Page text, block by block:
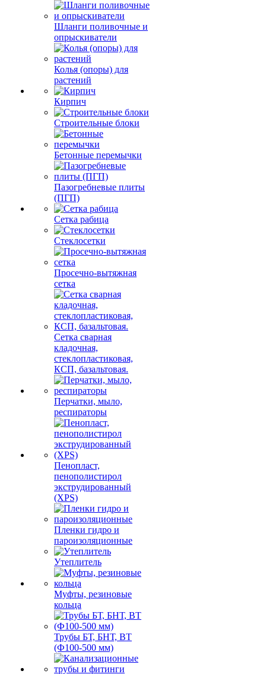
Шланги поливочные и
опрыскиватели
Колья (опоры) для
растений
Кирпич
Строительные блоки
Бетонные перемычки
Пазогребневые плиты
(ПГП)
Сетка рабица
Стеклосетки
Просечно-вытяжная
сетка
Сетка сварная
кладочная,
стеклопластиковая,
КСП, базальтовая.
Перчатки, мыло,
респираторы
Пенопласт,
пенополистирол
экструдированный
(XPS)
Пленки гидро и
пароизоляционные
Утеплитель
Муфты, резиновые
кольца
Трубы БТ, БНТ, ВТ
(Ф100-500 мм)